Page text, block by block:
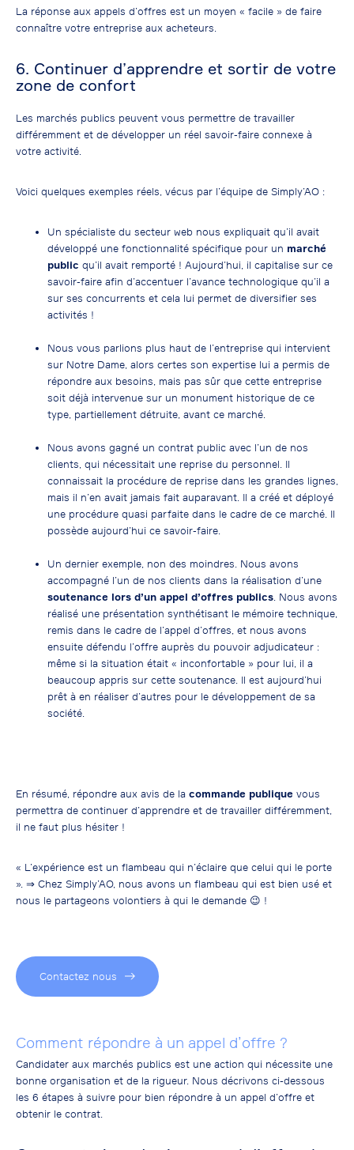
La réponse aux appels d’offres est un moyen « facile » de faire
connaître votre entreprise aux acheteurs.
6. Continuer d’apprendre et sortir de votre
zone de confort
Les marchés publics peuvent vous permettre de travailler
différemment et de développer un réel savoir-faire connexe à
votre activité.
Voici quelques exemples réels, vécus par l’équipe de Simply’AO :
Un spécialiste du secteur web nous expliquait qu’il avait
développé une fonctionnalité spécifique pour un marché
public qu’il avait remporté ! Aujourd’hui, il capitalise sur ce
savoir-faire afin d’accentuer l’avance technologique qu’il a
sur ses concurrents et cela lui permet de diversifier ses
activités !
Nous vous parlions plus haut de l’entreprise qui intervient
sur Notre Dame, alors certes son expertise lui a permis de
répondre aux besoins, mais pas sûr que cette entreprise
soit déjà intervenue sur un monument historique de ce
type, partiellement détruite, avant ce marché.
Nous avons gagné un contrat public avec l’un de nos
clients, qui nécessitait une reprise du personnel. Il
connaissait la procédure de reprise dans les grandes lignes,
mais il n’en avait jamais fait auparavant. Il a créé et déployé
une procédure quasi parfaite dans le cadre de ce marché. Il
possède aujourd’hui ce savoir-faire.
Un dernier exemple, non des moindres. Nous avons
accompagné l’un de nos clients dans la réalisation d’une
soutenance lors d’un appel d’offres publics . Nous avons
réalisé une présentation synthétisant le mémoire technique,
remis dans le cadre de l’appel d’offres, et nous avons
ensuite défendu l’offre auprès du pouvoir adjudicateur :
même si la situation était « inconfortable » pour lui, il a
beaucoup appris sur cette soutenance. Il est aujourd’hui
prêt à en réaliser d’autres pour le développement de sa
société.
En résumé, répondre aux avis de la commande publique vous
permettra de continuer d’apprendre et de travailler différemment,
il ne faut plus hésiter !
« L’expérience est un flambeau qui n’éclaire que celui qui le porte
». ⇒ Chez Simply’AO, nous avons un flambeau qui est bien usé et
nous le partageons volontiers à qui le demande 😉 !
Contactez nous
Comment répondre à un appel d’offre ?
Candidater aux marchés publics est une action qui nécessite une
bonne organisation et de la rigueur. Nous décrivons ci-dessous
les 6 étapes à suivre pour bien répondre à un appel d’offre et
obtenir le contrat.